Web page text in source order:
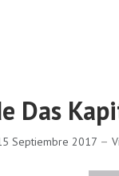
Das
Septiembre 2017